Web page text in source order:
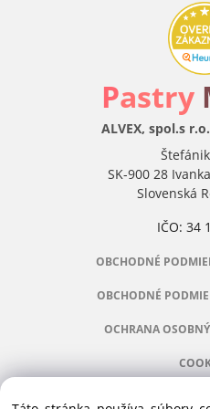
Pastry
ALVEX, spol.s
SK-900 28
Slovenská
IČO: 34
OBCHODNÉ
OBCHODNÉ
OCHRANA